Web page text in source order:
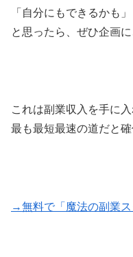
「自分にもできるかも」
と思ったら、ぜひ企画に
これは副業収入を手に入
最も最短最速の道だと確
→無料で「魔法の副業ス